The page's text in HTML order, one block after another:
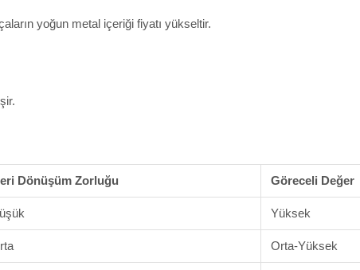
yoğun metal içeriği fiyatı yükseltir.
Dönüşüm Zorluğu Göreceli Değer
Yüksek
Orta-Yüksek